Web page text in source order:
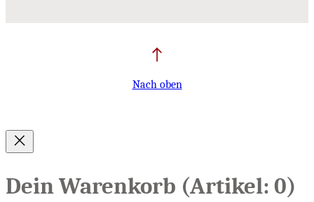
Nach oben
Dein Warenkorb (Artikel: 0)